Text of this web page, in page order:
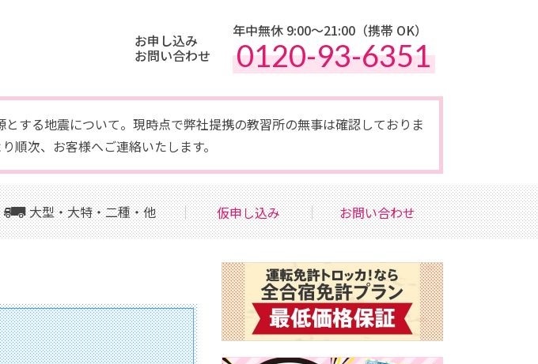
お申し込み
お問い合わせ
年中無休 9:00〜21:00（携帯 OK）
0120-93-6351
する地震について。現時点で弊社提携の教習所の無事は確認しておりま
順次、お客様へご連絡いたします。
大型・大特・二種・他 仮申し込み お問い合わせ